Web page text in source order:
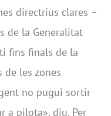
directrius clares –
de la Generalitat
fins finals de la
les zones
no pugui sortir
a pilota», diu. Per